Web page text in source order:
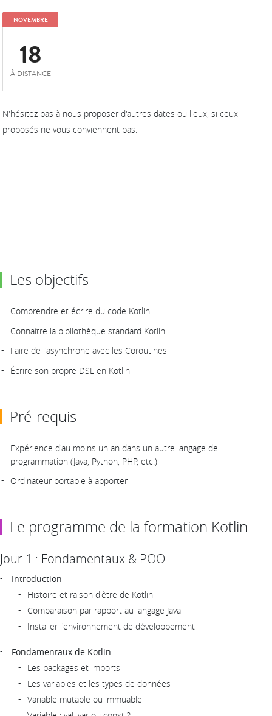
NOVEMBRE
18
À DISTANCE
N'hésitez pas à nous proposer d'autres dates ou lieux, si ceux
proposés ne vous conviennent pas.
Les objectifs
Comprendre et écrire du code Kotlin
Connaître la bibliothèque standard Kotlin
Faire de l'asynchrone avec les Coroutines
Écrire son propre DSL en Kotlin
Pré-requis
Expérience d'au moins un an dans un autre langage de
programmation (Java, Python, PHP, etc.)
Ordinateur portable à apporter
Le programme de la formation Kotlin
Jour 1 : Fondamentaux & POO
Introduction
Histoire et raison d'être de Kotlin
Comparaison par rapport au langage Java
Installer l'environnement de développement
Fondamentaux de Kotlin
Les packages et imports
Les variables et les types de données
Variable mutable ou immuable